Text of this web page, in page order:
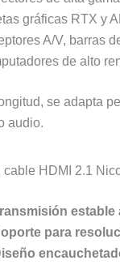
gráficas RTX y
A/V, barras
de alto
se adapta
audio.
cable HDMI 2.1
estable
para